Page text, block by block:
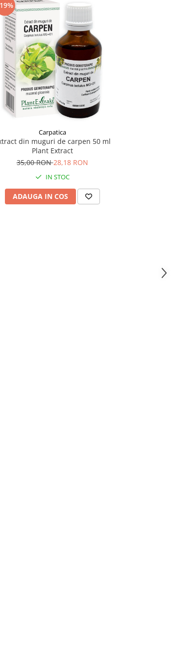
Carpatica
din muguri de carpen 50 ml
Plant Extract
35,00 RON28,18 RON
IN STOC
ADAUGA IN COS